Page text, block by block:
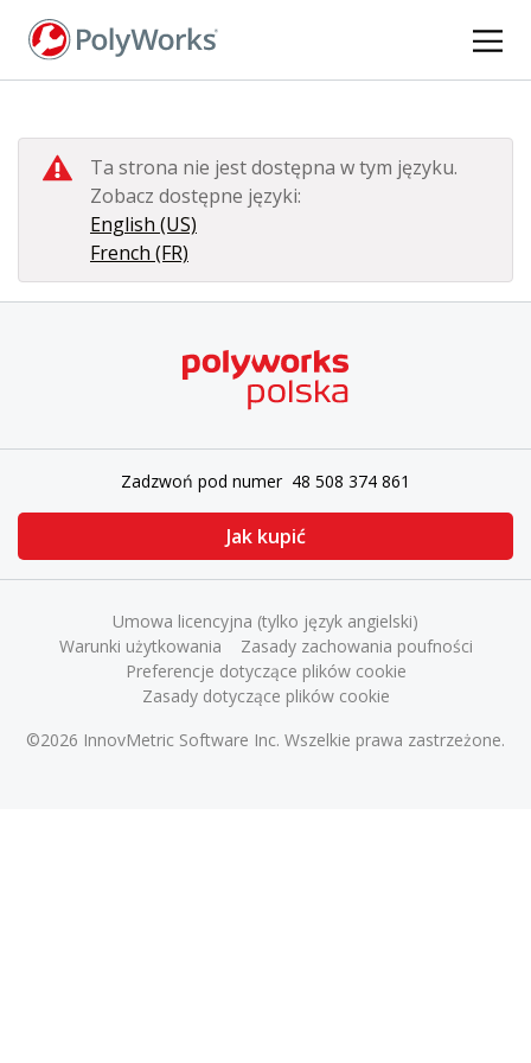
Przejdź
Ta strona nie jest dostępna w tym języku.
Zobacz dostępne języki:
English (US)
French (FR)
Zadzwoń pod numer 48 508 374 861
Jak kupić
©2026 InnovMetric Software Inc. Wszelkie prawa zastrzeżone.
Umowa licencyjna (tylko język angielski)
Warunki użytkowania
Zasady zachowania poufności
Preferencje dotyczące plików cookie
Zasady dotyczące plików cookie